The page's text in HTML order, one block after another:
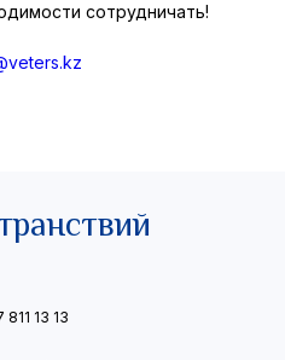
сотрудничать!
13 13